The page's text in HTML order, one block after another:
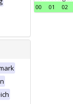
00
01 02